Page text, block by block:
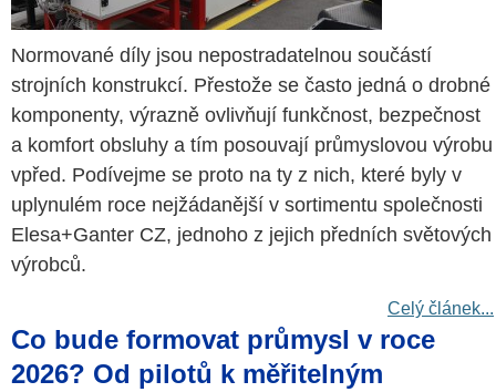
Normované díly jsou nepostradatelnou součástí
strojních konstrukcí. Přestože se často jedná o drobné
komponenty, výrazně ovlivňují funkčnost, bezpečnost
a komfort obsluhy a tím posouvají průmyslovou výrobu
vpřed. Podívejme se proto na ty z nich, které byly v
uplynulém roce nejžádanější v sortimentu společnosti
Elesa+Ganter CZ, jednoho z jejich předních světových
výrobců.
Celý článek...
Co bude formovat průmysl v roce
2026? Od pilotů k měřitelným